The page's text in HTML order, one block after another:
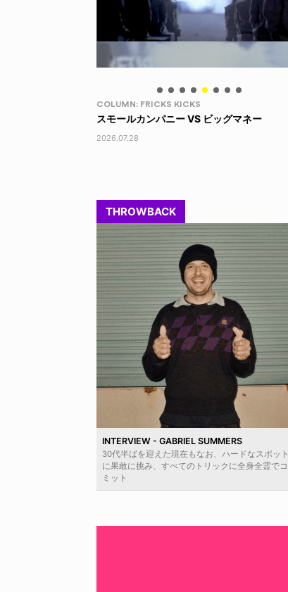
LIFE HACK
LINE SOCKS
2026.08.04
THROWBACK
INTERVIEW - GABRIEL SUMMERS
30代半ばを迎えた現在もなお、ハードなスポット
に果敢に挑み、すべてのトリックに全身全霊でコ
ミット